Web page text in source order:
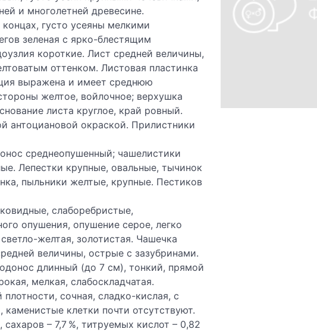
и многолетней древесине.
густо усеяны мелкими
зеленая с ярко-блестящим
короткие. Лист средней величины,
оттенком. Листовая пластинка
выражена и имеет среднюю
желтое, войлочное; верхушка
листа круглое, край ровный.
антоциановой окраской. Прилистники
среднеопушенный; чашелистики
Лепестки крупные, овальные, тычинок
пыльники желтые, крупные. Пестиков
слаборебристые,
опушения, опушение серое, легко
желтая, золотистая. Чашечка
величины, острые с зазубринами.
длинный (до 7 см), тонкий, прямой
мелкая, слабоскладчатая.
сочная, сладко-кислая, с
клетки почти отсутствуют.
– 7,7 %, титруемых кислот – 0,82